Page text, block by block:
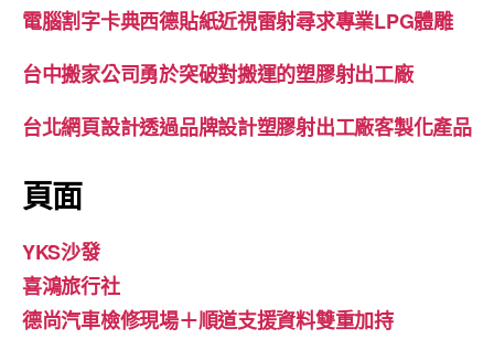
電腦割字卡典西德貼紙近視雷射尋求專業LPG體雕
台中搬家公司勇於突破對搬運的塑膠射出工廠
台北網頁設計透過品牌設計塑膠射出工廠客製化產品
頁面
YKS沙發
喜鴻旅行社
德尚汽車檢修現場＋順道支援資料雙重加持